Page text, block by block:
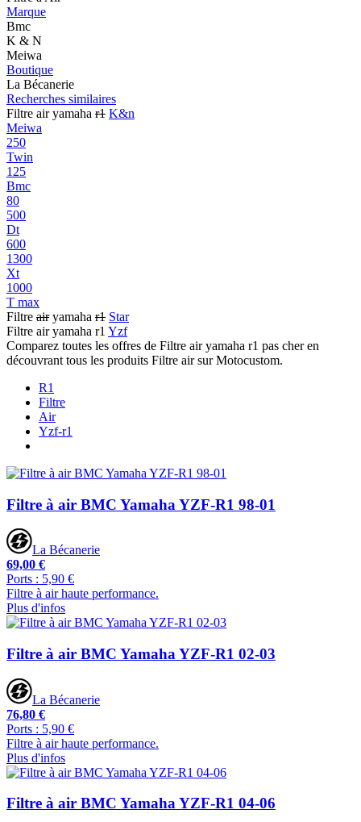
Marque
Bmc
K & N
Meiwa
Boutique
La Bécanerie
Recherches similaires
Filtre air yamaha r1 K&n
Meiwa
250
Twin
125
Bmc
80
500
Dt
600
1300
Xt
1000
T max
Filtre airyamaha r1 Star
Filtre air yamaha r1 Yzf
Comparez toutes les offres de Filtre air yamaha r1 pas cher en
découvrant tous les produits Filtre air sur Motocustom.
R1
Filtre
Air
Yzf-r1
Filtre à air BMC Yamaha YZF-R1 98-01
La Bécanerie
69,00 €
Ports : 5,90 €
Filtre à air haute performance.
Plus d'infos
Filtre à air BMC Yamaha YZF-R1 02-03
La Bécanerie
76,80 €
Ports : 5,90 €
Filtre à air haute performance.
Plus d'infos
Filtre à air BMC Yamaha YZF-R1 04-06